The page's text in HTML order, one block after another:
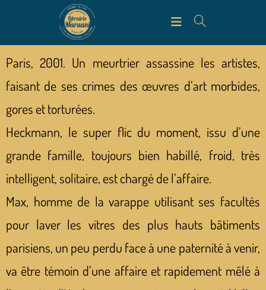
Paris, 2001. Un meurtrier assassine les artistes,
faisant de ses crimes des œuvres d’art morbides,
gores et torturées.
Heckmann, le super flic du moment, issu d’une
grande famille, toujours bien habillé, froid, très
intelligent, solitaire, est chargé de l’affaire.
Max, homme de la varappe utilisant ses facultés
pour laver les vitres des plus hauts bâtiments
parisiens, un peu perdu face à une paternité à venir,
va être témoin d’une affaire et rapidement mêlé à